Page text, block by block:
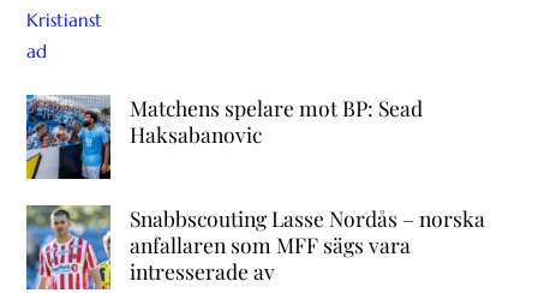
Matchens spelare mot BP: Sead
Haksabanovic
Snabbscouting Lasse Nordås – norska
anfallaren som MFF sägs vara
intresserade av